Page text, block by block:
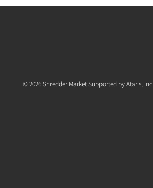
© 2026 Shredder Market Supported by Ataris, Inc.